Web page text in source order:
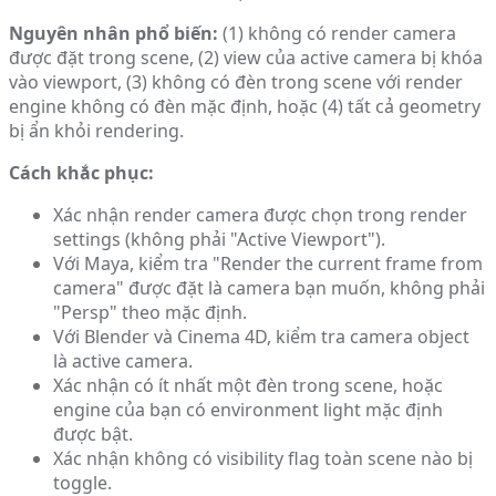
Nguyên nhân phổ biến: (1) không có render camera
được đặt trong scene, (2) view của active camera bị khóa
vào viewport, (3) không có đèn trong scene với render
engine không có đèn mặc định, hoặc (4) tất cả geometry
bị ẩn khỏi rendering.
Cách khắc phục:
Xác nhận render camera được chọn trong render
settings (không phải "Active Viewport").
Với Maya, kiểm tra "Render the current frame from
camera" được đặt là camera bạn muốn, không phải
"Persp" theo mặc định.
Với Blender và Cinema 4D, kiểm tra camera object
là active camera.
Xác nhận có ít nhất một đèn trong scene, hoặc
engine của bạn có environment light mặc định
được bật.
Xác nhận không có visibility flag toàn scene nào bị
toggle.